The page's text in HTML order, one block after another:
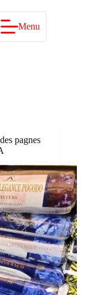
Menu
pagnes